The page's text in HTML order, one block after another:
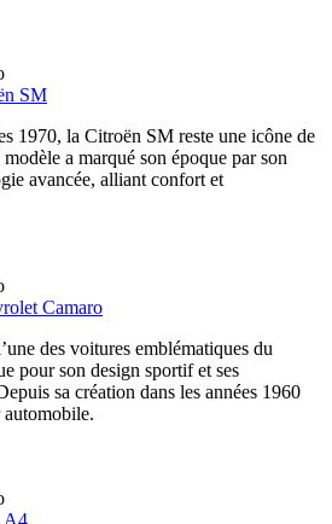
SM
1970, la Citroën SM reste une icône de
a marqué son époque par son
avancée, alliant confort et
Camaro
des voitures emblématiques du
pour son design sportif et ses
sa création dans les années 1960
automobile.
A4